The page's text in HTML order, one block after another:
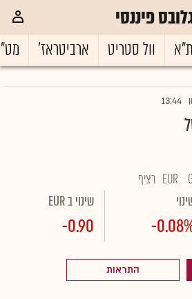
פיננסי
ת"א וול סטריט ארביטראז'
13:44
EUR רציף
-
שינוי ב EUR
-0.90
התראות